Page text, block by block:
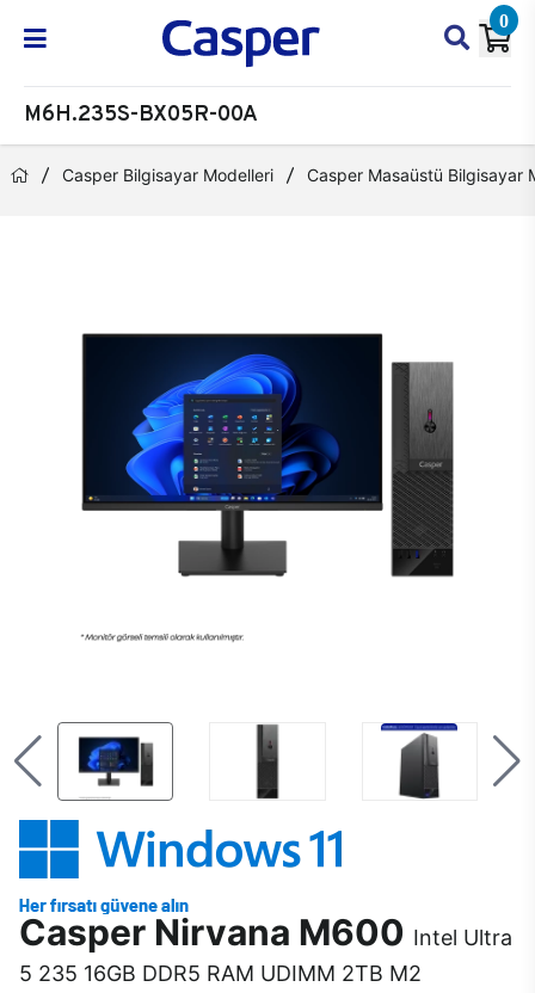
0
M6H.235S-BX05R-00A
Casper Bilgisayar Modelleri Casper Masaüstü Bilgisayar
Casper Nirvana M600 Intel Ultra
5 235 16GB DDR5 RAM UDIMM 2TB M2